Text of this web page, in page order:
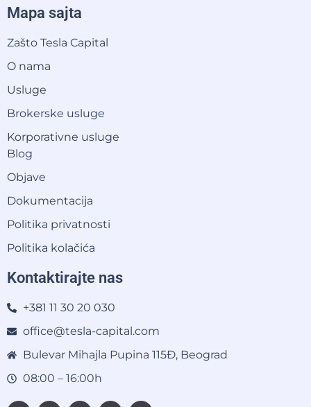
Mapa sajta
Zašto Tesla Capital
O nama
Usluge
Brokerske usluge
Korporativne usluge
Blog
Objave
Dokumentacija
Politika privatnosti
Politika kolačića
Kontaktirajte nas
+381 11 30 20 030
office@tesla-capital.com
Bulevar Mihajla Pupina 115Đ, Beograd
08:00 – 16:00h